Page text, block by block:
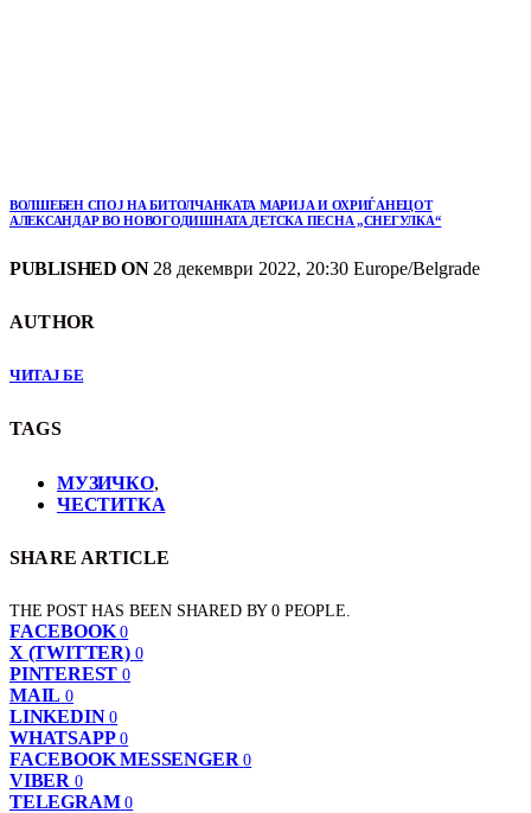
ВОЛШЕБЕН СПОЈ НА БИТОЛЧАНКАТА МАРИЈА И ОХРИЃАНЕЦОТ
АЛЕКСАНДАР ВО НОВОГОДИШНАТА ДЕТСКА ПЕСНА „СНЕГУЛКА“
PUBLISHED ON28 декември 2022, 20:30 Europe/Belgrade
AUTHOR
ЧИТАЈ БЕ
TAGS
МУЗИЧКО,
ЧЕСТИТКА
SHARE ARTICLE
THE POST HAS BEEN SHARED BY0 PEOPLE.
FACEBOOK 0
X (TWITTER) 0
PINTEREST 0
MAIL 0
LINKEDIN 0
WHATSAPP 0
FACEBOOK MESSENGER 0
VIBER 0
TELEGRAM 0